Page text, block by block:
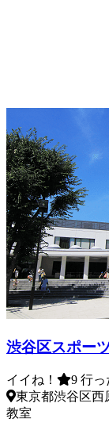
渋谷区スポー
イイね！ 9 行っ
東京都渋谷区西
教室